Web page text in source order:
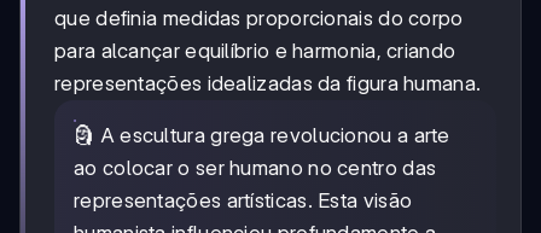
que definia medidas proporcionais do corpo
para alcançar equilíbrio e harmonia, criando
representações idealizadas da figura humana.
🗿 A escultura grega revolucionou a arte
ao colocar o ser humano no centro das
representações artísticas. Esta visão